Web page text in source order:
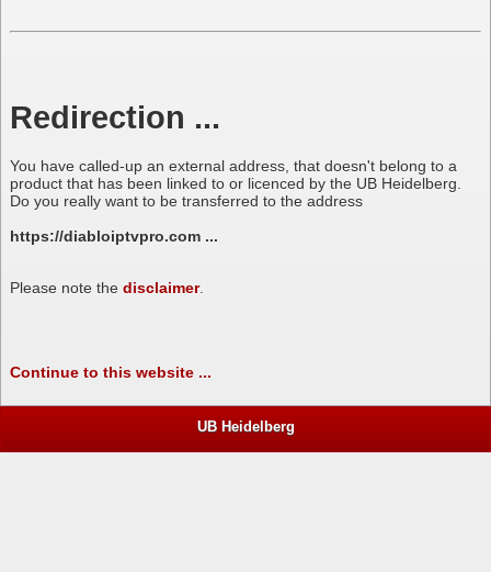
Redirection ...
You have called-up an external address, that doesn't belong to a
product that has been linked to or licenced by the UB Heidelberg.
Do you really want to be transferred to the address
https://diabloiptvpro.com ...
Please note the disclaimer.
Continue to this website ...
UB Heidelberg